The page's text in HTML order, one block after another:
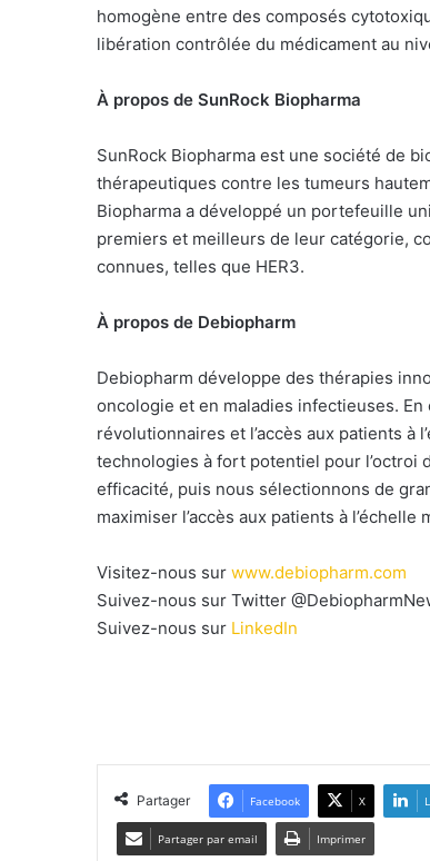
homogène entre des composés
libération contrôlée du médicament au
À propos de SunRock Biopharma
SunRock Biopharma est une société de
thérapeutiques contre les tumeurs
Biopharma a développé un portefeuille
premiers et meilleurs de leur catégorie,
connues, telles que HER3.
À propos de Debiopharm
Debiopharm développe des thérapies
oncologie et en maladies infectieuses.
révolutionnaires et l’accès aux patients
technologies à fort potentiel pour
efficacité, puis nous sélectionnons de
maximiser l’accès aux patients à l’échelle
Visitez-nous sur www.debiopharm.com
Suivez-nous sur Twitter
Suivez-nous sur LinkedIn
Partager Facebook X
Partager par email Imprimer